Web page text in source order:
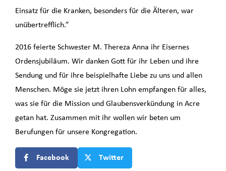
Einsatz für die Kranken, besonders für die Älteren, war
unübertrefflich.”
2016 feierte Schwester M. Thereza Anna ihr Eisernes
Ordensjubiläum. Wir danken Gott für ihr Leben und ihre
Sendung und für ihre beispielhafte Liebe zu uns und allen
Menschen. Möge sie jetzt ihren Lohn empfangen für alles,
was sie für die Mission und Glaubensverkündung in Acre
getan hat. Zusammen mit ihr wollen wir beten um
Berufungen für unsere Kongregation.
Facebook Twitter